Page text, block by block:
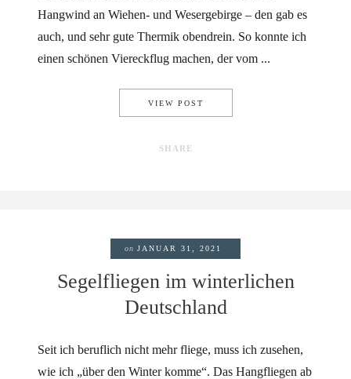
Hangwind an Wiehen- und Wesergebirge – den gab es
auch, und sehr gute Thermik obendrein. So konnte ich
einen schönen Viereckflug machen, der vom ...
VIEW POST
SHARE
on JANUAR 31, 2021
Segelfliegen im winterlichen
Deutschland
Seit ich beruflich nicht mehr fliege, muss ich zusehen,
wie ich „über den Winter komme“. Das Hangfliegen ab